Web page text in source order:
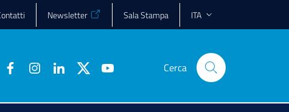
Newsletter Sala Stampa ITA
Cerca